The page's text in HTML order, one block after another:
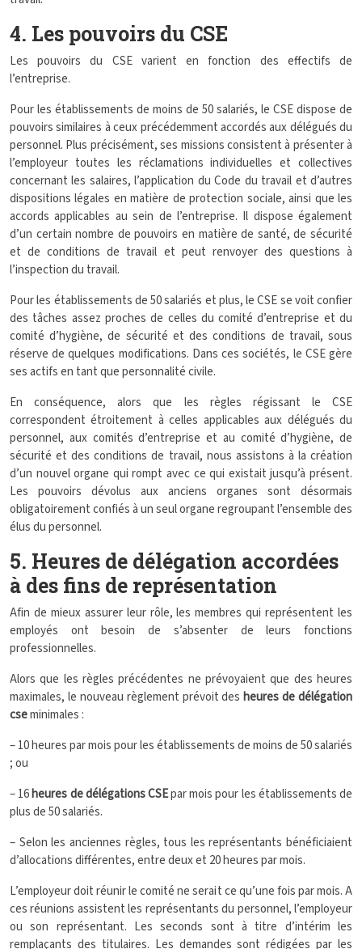
4. Les pouvoirs du CSE
Les pouvoirs du CSE varient en fonction des effectifs de
l’entreprise.
Pour les établissements de moins de 50 salariés, le CSE dispose de
pouvoirs similaires à ceux précédemment accordés aux délégués du
personnel. Plus précisément, ses missions consistent à présenter à
l’employeur toutes les réclamations individuelles et collectives
concernant les salaires, l’application du Code du travail et d’autres
dispositions légales en matière de protection sociale, ainsi que les
accords applicables au sein de l’entreprise. Il dispose également
d’un certain nombre de pouvoirs en matière de santé, de sécurité
et de conditions de travail et peut renvoyer des questions à
l’inspection du travail.
Pour les établissements de 50 salariés et plus, le CSE se voit confier
des tâches assez proches de celles du comité d’entreprise et du
comité d’hygiène, de sécurité et des conditions de travail, sous
réserve de quelques modifications. Dans ces sociétés, le CSE gère
ses actifs en tant que personnalité civile.
En conséquence, alors que les règles régissant le CSE
correspondent étroitement à celles applicables aux délégués du
personnel, aux comités d’entreprise et au comité d’hygiène, de
sécurité et des conditions de travail, nous assistons à la création
d’un nouvel organe qui rompt avec ce qui existait jusqu’à présent.
Les pouvoirs dévolus aux anciens organes sont désormais
obligatoirement confiés à un seul organe regroupant l’ensemble des
élus du personnel.
5. Heures de délégation accordées
à des fins de représentation
Afin de mieux assurer leur rôle, les membres qui représentent les
employés ont besoin de s’absenter de leurs fonctions
professionnelles.
Alors que les règles précédentes ne prévoyaient que des heures
maximales, le nouveau règlement prévoit desheures de délégation
cseminimales :
– 10 heures par mois pour les établissements de moins de 50 salariés
; ou
– 16heures de délégations CSEpar mois pour les établissements de
plus de 50 salariés.
– Selon les anciennes règles, tous les représentants bénéficiaient
d’allocations différentes, entre deux et 20 heures par mois.
L’employeur doit réunir le comité ne serait ce qu’une fois par mois. A
ces réunions assistent les représentants du personnel, l’employeur
ou son représentant. Les seconds sont à titre d’intérim les
remplaçants des titulaires. Les demandes sont rédigées par les